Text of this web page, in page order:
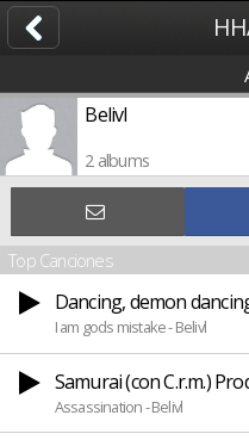
Belivl
2 albums
Top Canciones
Dancing, demon
I am gods mistake - Belivl
Samurai (con C.r.m.)
Assassination - Belivl